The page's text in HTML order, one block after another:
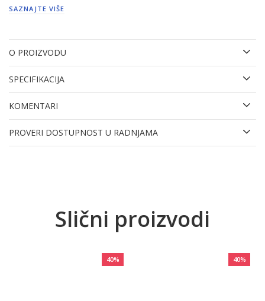
SAZNAJTE VIŠE
O PROIZVODU
SPECIFIKACIJA
KOMENTARI
PROVERI DOSTUPNOST U RADNJAMA
Slični proizvodi
40% 40%